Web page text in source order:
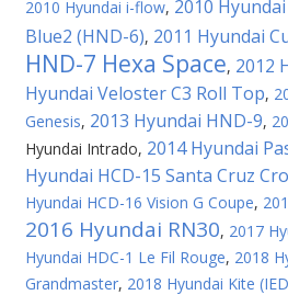
2010 Hyundai i-flow, 2010 Hyundai
Blue2 (HND-6), 2011 Hyundai
HND-7 Hexa Space, 2012
Hyundai Veloster C3 Roll Top,
Genesis, 2013 Hyundai HND-9,
Hyundai Intrado, 2014 Hyundai
Hyundai HCD-15 Santa Cruz
Hyundai HCD-16 Vision G Coupe,
2016 Hyundai RN30, 2017
Hyundai HDC-1 Le Fil Rouge, 2018
Grandmaster, 2018 Hyundai Kite